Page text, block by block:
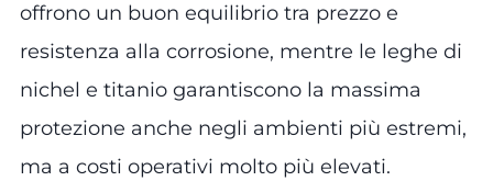
offrono un buon equilibrio tra prezzo e
resistenza alla corrosione, mentre le leghe di
nichel e titanio garantiscono la massima
protezione anche negli ambienti più estremi,
ma a costi operativi molto più elevati.